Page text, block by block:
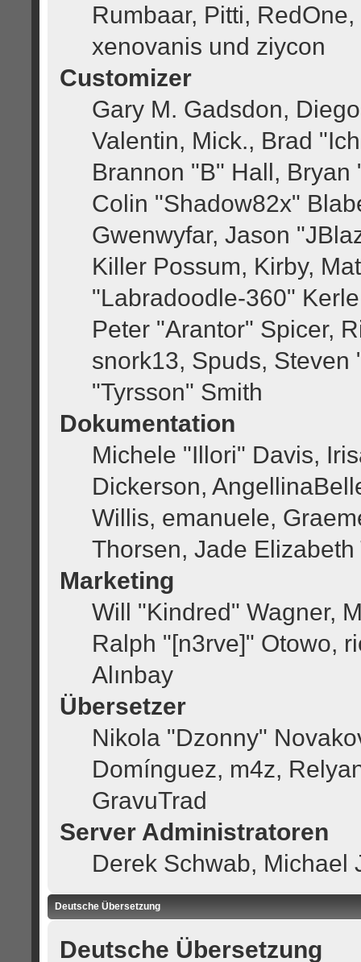
Rumbaar, Pitti,
xenovanis und ziycon
Customizer
Gary M. Gadsdon,
Valentin, Mick., Brad
Brannon "B" Hall,
Colin "Shadow82x"
Gwenwyfar, Jason
Killer Possum, Kirby,
"Labradoodle-360"
Peter "Arantor" Spicer,
snork13, Spuds, Steven
"Tyrsson" Smith
Dokumentation
Michele "Illori" Davis,
Dickerson,
Willis, emanuele,
Thorsen, Jade
Marketing
Will "Kindred" Wagner,
Ralph "[n3rve]" Otowo,
Alınbay
Übersetzer
Nikola "Dzonny"
Domínguez, m4z,
GravuTrad
Server Administratoren
Derek Schwab, Michael
Deutsche Übersetzung
Deutsche Übersetzung